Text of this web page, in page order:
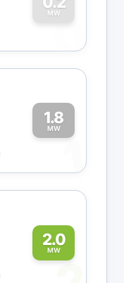
MW
0
1.8
MW
1
2.0
MW